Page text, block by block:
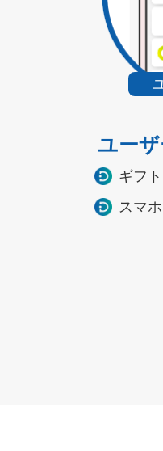
ユーザ
ギフ
スマ